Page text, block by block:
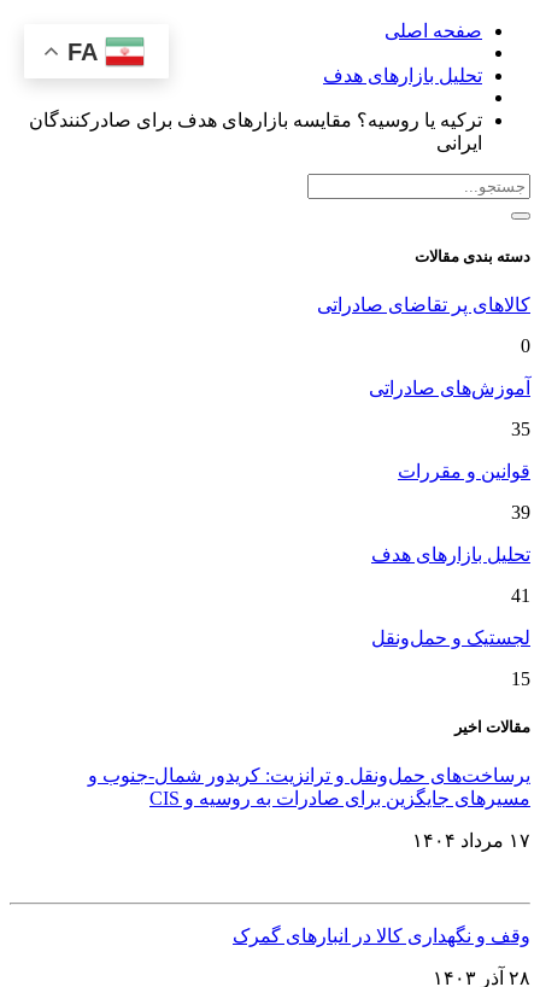
صفحه اصلی
تحلیل بازارهای هدف
ترکیه یا روسیه؟ مقایسه بازارهای هدف برای صادرکنندگان
ایرانی
دسته بندی مقالات
کالاهای پر تقاضای صادراتی
0
آموزش‌های صادراتی
35
قوانین و مقررات
39
تحلیل بازارهای هدف
41
لجستیک و حمل‌ونقل
15
مقالات اخیر
یرساخت‌های حمل‌ونقل و ترانزیت: کریدور شمال-جنوب و
مسیرهای جایگزین برای صادرات به روسیه و CIS
۱۷ مرداد ۱۴۰۴
وقف و نگهداری کالا در انبارهای گمرک
۲۸ آذر ۱۴۰۳
FA